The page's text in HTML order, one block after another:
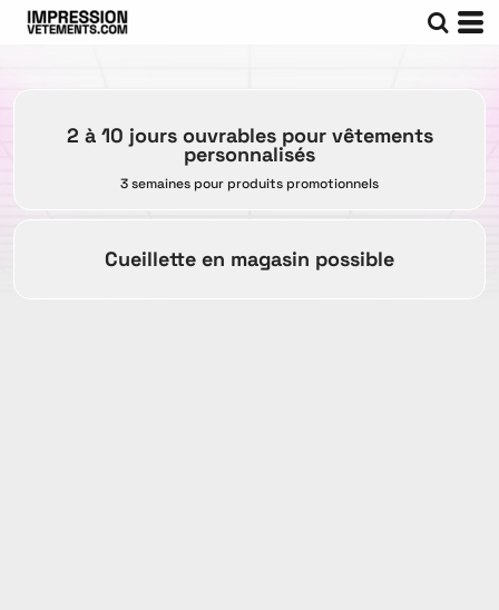
2 à 10 jours ouvrables pour vêtements
personnalisés
3 semaines pour produits promotionnels
Cueillette en magasin possible